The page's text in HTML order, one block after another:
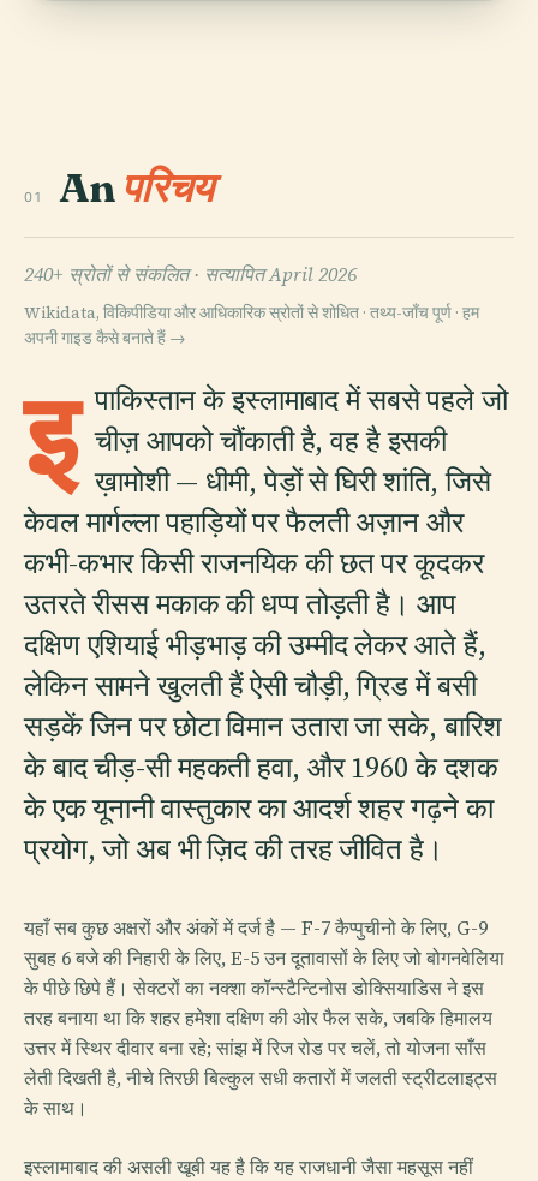
01 An परिचय
240+ स्रोतों से संकलित · सत्यापित April 2026
Wikidata, विकिपीडिया और आधिकारिक स्रोतों से शोधित · तथ्य-जाँच पूर्ण · हम
अपनी गाइड कैसे बनाते हैं →
इ पाकिस्तान के इस्लामाबाद में सबसे पहले जो
चीज़ आपको चौंकाती है, वह है इसकी
ख़ामोशी — धीमी, पेड़ों से घिरी शांति, जिसे
केवल मार्गल्ला पहाड़ियों पर फैलती अज़ान और
कभी-कभार किसी राजनयिक की छत पर कूदकर
उतरते रीसस मकाक की धप्प तोड़ती है। आप
दक्षिण एशियाई भीड़भाड़ की उम्मीद लेकर आते हैं,
लेकिन सामने खुलती हैं ऐसी चौड़ी, ग्रिड में बसी
सड़कें जिन पर छोटा विमान उतारा जा सके, बारिश
के बाद चीड़-सी महकती हवा, और 1960 के दशक
के एक यूनानी वास्तुकार का आदर्श शहर गढ़ने का
प्रयोग, जो अब भी ज़िद की तरह जीवित है।
यहाँ सब कुछ अक्षरों और अंकों में दर्ज है — F-7 कैप्पुचीनो के लिए, G-9
सुबह 6 बजे की निहारी के लिए, E-5 उन दूतावासों के लिए जो बोगनवेलिया
के पीछे छिपे हैं। सेक्टरों का नक्शा कॉन्स्टैन्टिनोस डोक्सियाडिस ने इस
तरह बनाया था कि शहर हमेशा दक्षिण की ओर फैल सके, जबकि हिमालय
उत्तर में स्थिर दीवार बना रहे; सांझ में रिज रोड पर चलें, तो योजना साँस
लेती दिखती है, नीचे तिरछी बिल्कुल सधी कतारों में जलती स्ट्रीटलाइट्स
के साथ।
इस्लामाबाद की असली खूबी यह है कि यह राजधानी जैसा महसूस नहीं